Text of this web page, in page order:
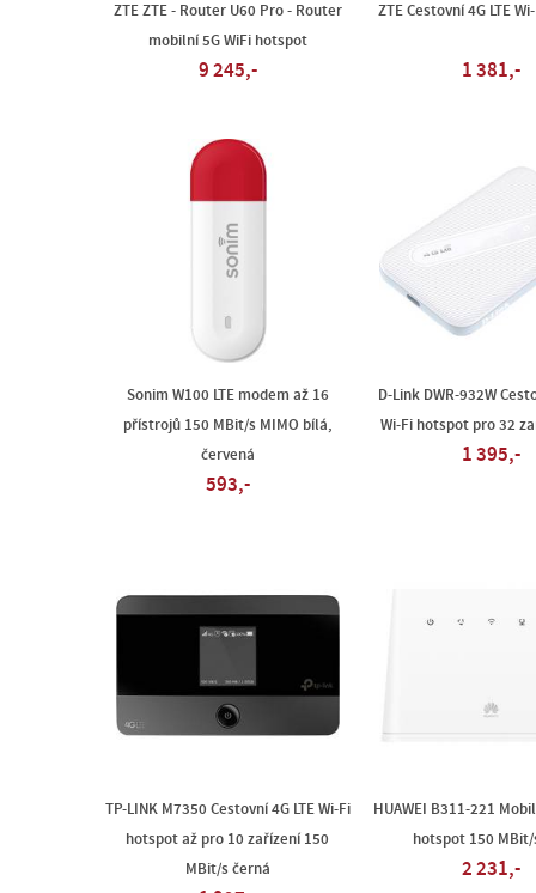
ZTE ZTE - Router U60 Pro - Router
mobilní 5G WiFi hotspot
9 245,-
ZTE Cestovní 4G LTE
1 381,-
Sonim W100 LTE modem až 16
přístrojů 150 MBit/s MIMO bílá,
červená
593,-
D-Link DWR-932W
Wi-Fi hotspot pro 32
1 395,-
TP-LINK M7350 Cestovní 4G LTE Wi-Fi
hotspot až pro 10 zařízení 150
MBit/s černá
HUAWEI B311-221
hotspot 150
2 231,-